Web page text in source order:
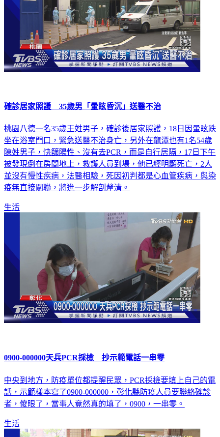
確診居家照護 35歲男「暈眩昏沉」送醫不治
桃園八德一名35歲王姓男子，確診後居家照護，18日因暈眩跌
坐在浴室門口，緊急送醫不治身亡，另外在龍潭也有1名54歲
陳姓男子，快篩陽性、沒有去PCR，而是自行居隔，17日下午
被發現倒在房間地上，救護人員到場，他已經明顯死亡，2人
並沒有慢性疾病，法醫相驗，死因初判都是心血管疾病，與染
疫無直接關聯，將進一步解剖釐清。
生活
0900-000000天兵PCR採檢 抄示範電話一串零
中央到地方，防疫單位都提醒民眾，PCR採檢要填上自己的電
話，示範樣本寫了0900-000000，彰化縣防疫人員要聯絡確診
者，傻眼了，當事人竟然真的填了，0900，一串零。
生活